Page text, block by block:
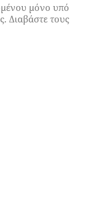
μόνο υπό
Διαβάστε τους